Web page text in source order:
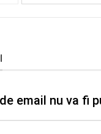
email nu va fi